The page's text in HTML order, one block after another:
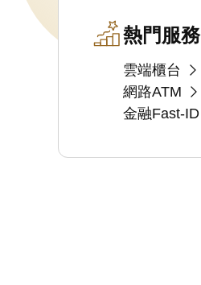
熱門服務
雲端櫃台
網路ATM
金融Fast-ID